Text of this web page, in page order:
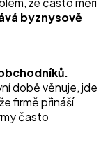
byznysově
době věnuje, jde
firmě přináší
často